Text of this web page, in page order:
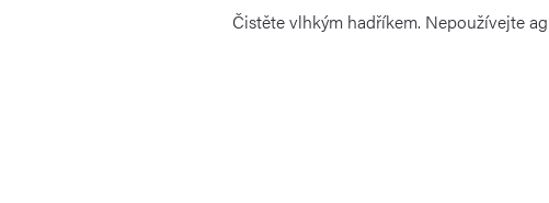
Čistěte vlhkým hadříkem. Nepoužívejte